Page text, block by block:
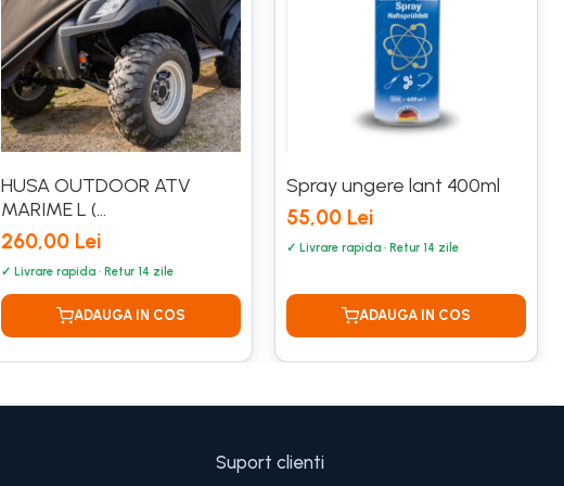
HUSA OUTDOOR ATV
MARIME L (
220X125X80CM)
260,00 Lei
Spray ungere lant 400ml
55,00 Lei
Suport clienti